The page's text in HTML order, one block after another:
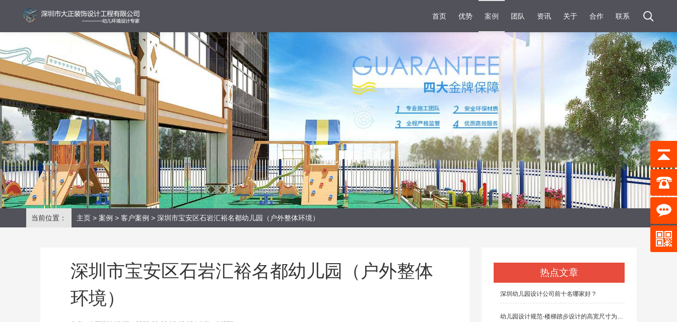
首页 优势 案例 团队 资讯 关于 合作 联系
当前位置： 主页 > 案例 > 客户案例 > 深圳市宝安区石岩汇裕名都幼儿园（户外整体环境）
深圳市宝安区石岩汇裕名都幼儿园（户外整体
环境）
热点文章
深圳幼儿园设计公司前十名哪家好？
幼儿园设计规范-楼梯踏步设计的高宽尺寸为多少？